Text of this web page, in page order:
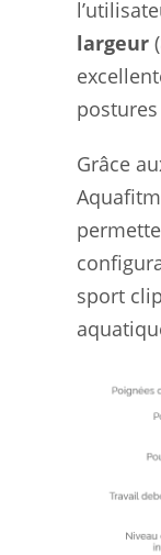
largeur
Grâce
sport